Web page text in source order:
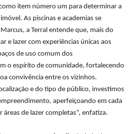
item número um para determinar a
As piscinas e academias se
a Terral entende que, mais do
e lazer com experiências únicas aos
de uso comum dos
o espírito de comunidade, fortalecendo
convivência entre os vizinhos.
e do tipo de público, investimos
aperfeiçoando em cada
áreas de lazer completas”, enfatiza.